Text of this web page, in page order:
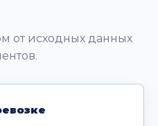
от исходных данных